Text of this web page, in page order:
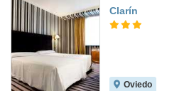
Clarín
Oviedo